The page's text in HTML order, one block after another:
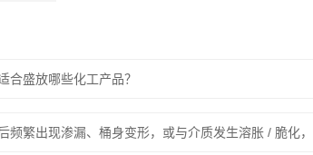
合盛放哪些化工产品？